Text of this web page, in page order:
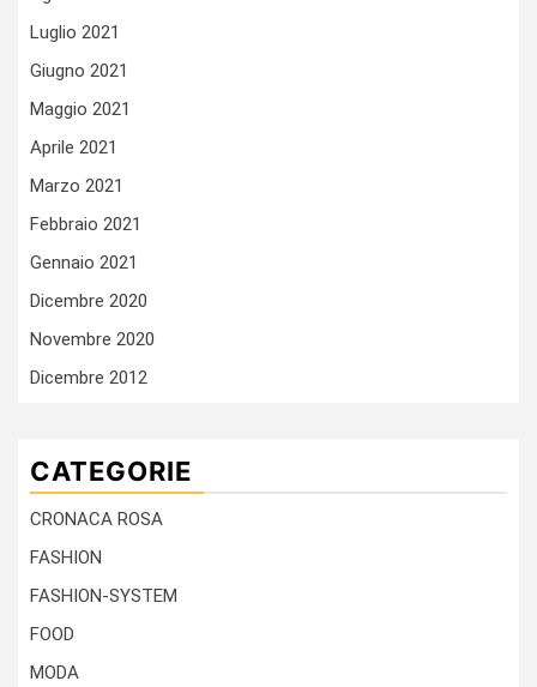
Luglio 2021
Giugno 2021
Maggio 2021
Aprile 2021
Marzo 2021
Febbraio 2021
Gennaio 2021
Dicembre 2020
Novembre 2020
Dicembre 2012
CATEGORIE
CRONACA ROSA
FASHION
FASHION-SYSTEM
FOOD
MODA